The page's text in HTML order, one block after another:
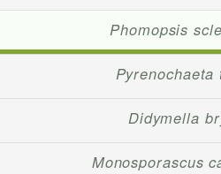
Phomopsis
Didymella
Monosporascus